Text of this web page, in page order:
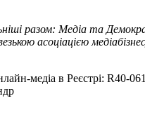
разом: Медіа та
асоціацією
медіа в Реєстрі: